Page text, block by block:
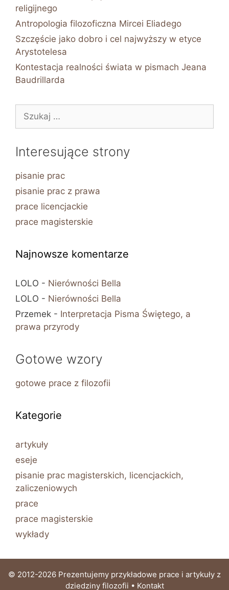
religijnego
Antropologia filozoficzna Mircei Eliadego
Szczęście jako dobro i cel najwyższy w etyce
Arystotelesa
Kontestacja realności świata w pismach Jeana
Baudrillarda
Szukaj:
Interesujące strony
pisanie prac
pisanie prac z prawa
prace licencjackie
prace magisterskie
Najnowsze komentarze
LOLO - Nierówności Bella
LOLO - Nierówności Bella
Przemek - Interpretacja Pisma Świętego, a
prawa przyrody
Gotowe wzory
gotowe prace z filozofii
Kategorie
artykuły
eseje
pisanie prac magisterskich, licencjackich,
zaliczeniowych
prace
prace magisterskie
wykłady
© 2012-2026 Prezentujemy przykładowe prace i artykuły z
dziedziny filozofii • Kontakt